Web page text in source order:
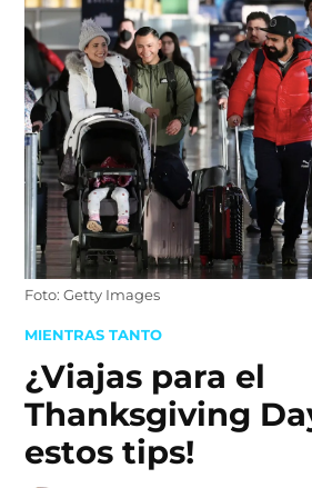
content
Foto: Getty Images
POSTED
MIENTRAS TANTO
¿Viajas para el
Thanksgiving
estos tips!